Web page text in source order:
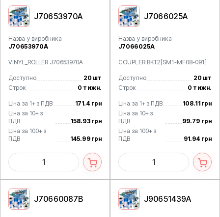
J70653970A
Назва у виробника
J70653970A
VINYL_ROLLER J70653970A
Доступно
20 шт
Строк
0 тижн.
Ціна за 1+ з ПДВ
171.4 грн
Ціна за 10+ з
ПДВ
158.93 грн
Ціна за 100+ з
ПДВ
145.99 грн
J7066025A
Назва у виробника
J7066025A
COUPLER BKT2[SM1-MF08-091]
Доступно
20 шт
Строк
0 тижн.
Ціна за 1+ з ПДВ
108.11 грн
Ціна за 10+ з
ПДВ
99.79 грн
Ціна за 100+ з
ПДВ
91.94 грн
J70660087B J90651439A